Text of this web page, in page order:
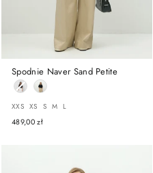
Spodnie Naver Sand Petite
ROZMIAR
XXS XS S M L
489,00 zł